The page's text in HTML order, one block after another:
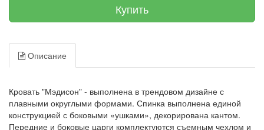
Купить
Описание
Кровать "Мэдисон" - выполнена в трендовом дизайне с
плавными округлыми формами. Спинка выполнена единой
конструкцией с боковыми «ушками», декорирована кантом.
Передние и боковые царги комплектуются съемным чехлом и